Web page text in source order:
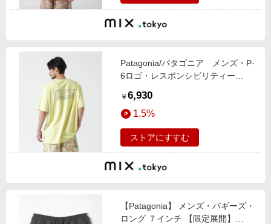
Patagonia/パタゴニア メンズ・P-
6ロゴ・レスポンシビリティー
￥ 6,930
1.5%
ストアにすすむ
【Patagonia】 メンズ・バギーズ・
ロング ７インチ 【限定展開】